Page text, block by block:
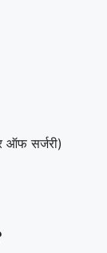
ऑफ सर्जरी)